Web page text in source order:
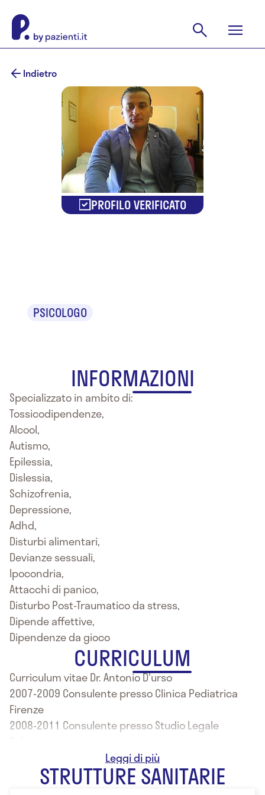
Indietro
PROFILO VERIFICATO
PSICOLOGO
INFORMAZIONI
Specializzato in ambito di:
Tossicodipendenze,
Alcool,
Autismo,
Epilessia,
Dislessia,
Schizofrenia,
Depressione,
Adhd,
Disturbi alimentari,
Devianze sessuali,
Ipocondria,
Attacchi di panico,
Disturbo Post-Traumatico da stress,
Dipende affettive,
Dipendenze da gioco
CURRICULUM
Curriculum vitae Dr. Antonio D'urso
2007-2009 Consulente presso Clinica Pediatrica
Firenze
2008-2011 Consulente presso Studio Legale
2009-2011 Consulente presso Centro Igiene
Mentale (ASL/SA)
2013 Ad oggi Consulente presso Clinica
STRUTTURE SANITARIE